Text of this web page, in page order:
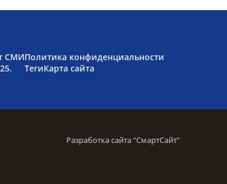
СМИПолитика конфиденциальности
ТегиКарта сайта
Разработка сайта “СмартСайт”